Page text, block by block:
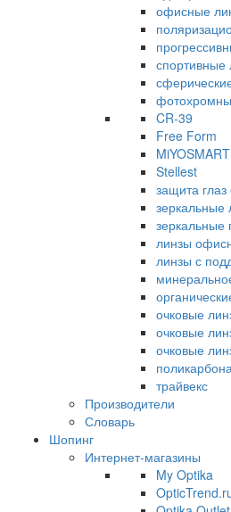
офисные
спортивные
CR-39
Free Form
MiYOSMART
Stellest
защита
зеркальные
зеркальные
линзы
линзы с
очковые
очковые
очковые
трайвекс
Производители
Словарь
Шопинг
Интернет-магазины
My Optika